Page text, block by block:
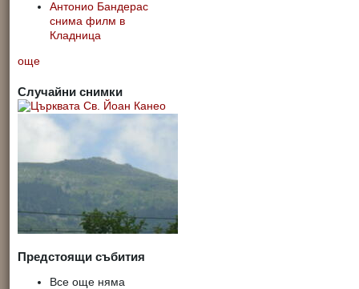
Антонио Бандерас
снима филм в
Кладница
още
Случайни снимки
Предстоящи събития
Все още няма